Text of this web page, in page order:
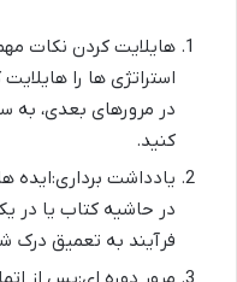
هایلایت کردن نکات
استراتژی ها را
در مرورهای بعدی، به
کنید.
یادداشت برداری:ایده
در حاشیه کتاب یا در
فرآیند به تعمیق درک